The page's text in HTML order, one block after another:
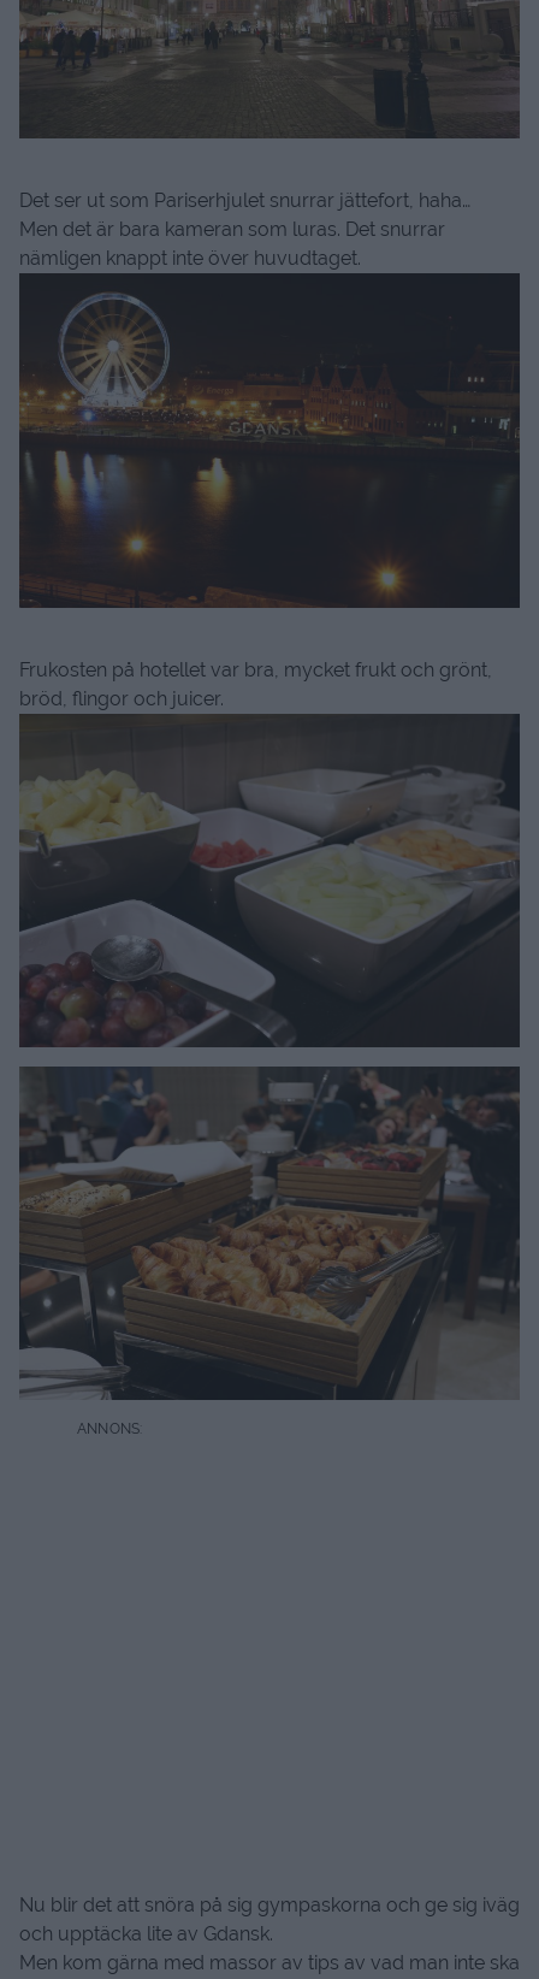
Det ser ut som Pariserhjulet snurrar jättefort, haha…
Men det är bara kameran som luras. Det snurrar
nämligen knappt inte över huvudtaget.
Frukosten på hotellet var bra, mycket frukt och grönt,
bröd, flingor och juicer.
Nu blir det att snöra på sig gympaskorna och ge sig iväg
och upptäcka lite av Gdansk.
Men kom gärna med massor av tips av vad man inte ska